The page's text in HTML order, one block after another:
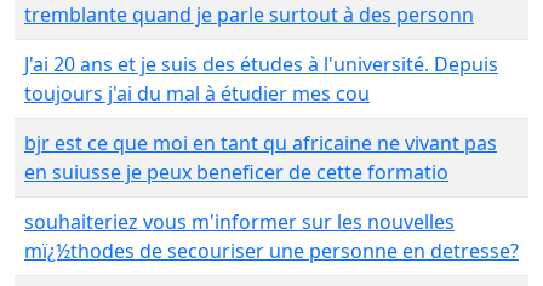
tremblante quand je parle surtout à des personn
J'ai 20 ans et je suis des études à l'université. Depuis
toujours j'ai du mal à étudier mes cou
bjr est ce que moi en tant qu africaine ne vivant pas
en suiusse je peux beneficer de cette formatio
souhaiteriez vous m'informer sur les nouvelles
mï¿½thodes de secouriser une personne en detresse?